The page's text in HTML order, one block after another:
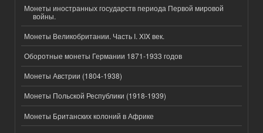
Монеты иностранных государств периода Первой мировой
войны.
Монеты Великобритании. Часть I. XIX век.
Оборотные монеты Германии 1871-1933 годов
Монеты Австрии (1804-1938)
Монеты Польской Республики (1918-1939)
Монеты Британских колоний в Африке